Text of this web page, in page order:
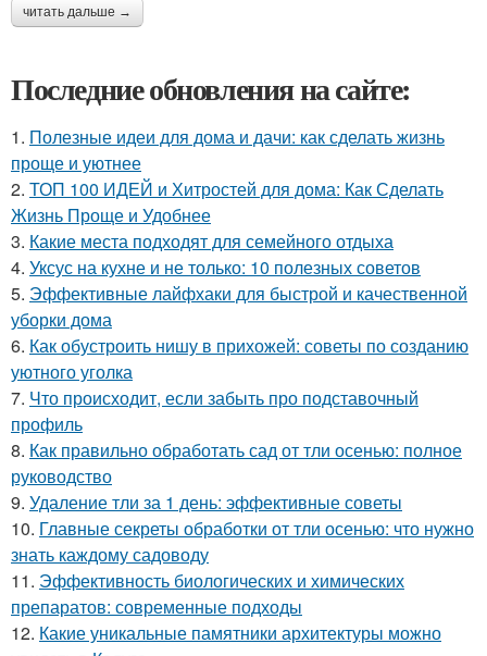
читать дальше →
Последние обновления на сайте:
1. Полезные идеи для дома и дачи: как сделать жизнь
проще и уютнее
2. ТОП 100 ИДЕЙ и Хитростей для дома: Как Сделать
Жизнь Проще и Удобнее
3. Какие места подходят для семейного отдыха
4. Уксус на кухне и не только: 10 полезных советов
5. Эффективные лайфхаки для быстрой и качественной
уборки дома
6. Как обустроить нишу в прихожей: советы по созданию
уютного уголка
7. Что происходит, если забыть про подставочный
профиль
8. Как правильно обработать сад от тли осенью: полное
руководство
9. Удаление тли за 1 день: эффективные советы
10. Главные секреты обработки от тли осенью: что нужно
знать каждому садоводу
11. Эффективность биологических и химических
препаратов: современные подходы
12. Какие уникальные памятники архитектуры можно